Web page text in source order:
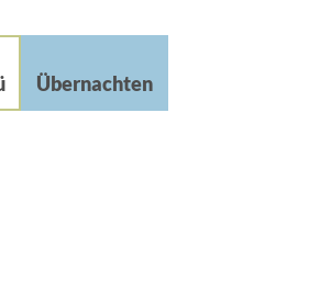
Übernachten